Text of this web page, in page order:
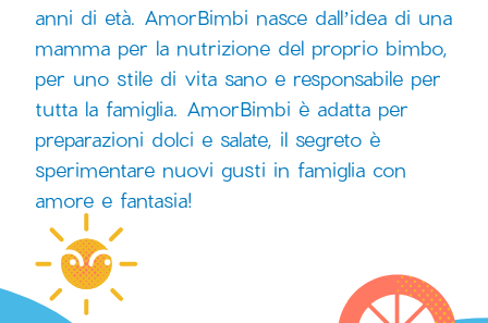
anni di età. AmorBimbi nasce dall’idea di una
mamma per la nutrizione del proprio bimbo,
per uno stile di vita sano e responsabile per
tutta la famiglia. AmorBimbi è adatta per
preparazioni dolci e salate, il segreto è
sperimentare nuovi gusti in famiglia con
amore e fantasia!